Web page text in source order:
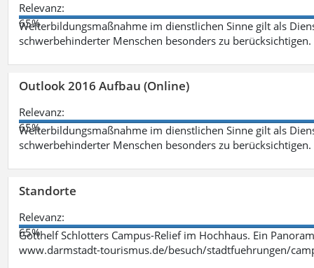
Relevanz:
65%
Weiterbildungsmaßnahme im dienstlichen Sinne gilt als
schwerbehinderter Menschen besonders zu berücksichtigen.
Outlook 2016 Aufbau (Online)
Relevanz:
65%
Weiterbildungsmaßnahme im dienstlichen Sinne gilt als
schwerbehinderter Menschen besonders zu berücksichtigen.
Standorte
Relevanz:
65%
Gotthelf Schlotters Campus-Relief im Hochhaus. Ein
www.darmstadt-tourismus.de/besuch/stadtfuehrungen/